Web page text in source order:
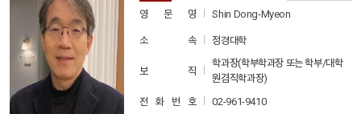
영 문 명
Shin Dong-Myeon
소 속 정경대학
보 직
학과장(학부학과장 또는 학부/대학
원겸직학과장)
전 화 번 호
02-961-9410